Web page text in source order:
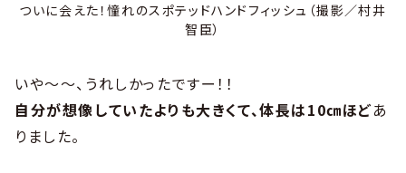
ついに会えた！憧れのスポテッドハンドフィッシュ（撮影／村井
智臣）
いや～～、うれしかったですー！！
自分が想像していたよりも大きくて、体長は10㎝ほどあ
りました。